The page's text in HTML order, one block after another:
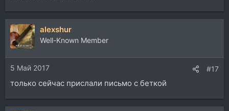
alexshur
Well-Known Member
5 Май 2017 #17
только сейчас прислали письмо с беткой